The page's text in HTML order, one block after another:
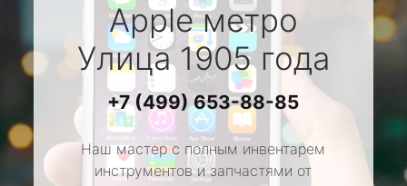
Appleметро
Улица 1905 года
+7 (499) 653-88-85
Наш мастер с полным инвентарем
инструментов и запчастями от